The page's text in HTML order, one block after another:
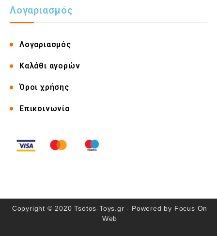
Λογαριασμός
Λογαριασμός
Καλάθι αγορών
Όροι χρήσης
Επικοινωνία
Copyright © 2020 Tsotos-Toys.gr - Powered by Focus On
Web